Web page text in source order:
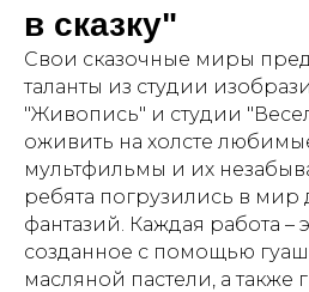
в сказку"
Свои сказочные миры
таланты из студии
"Живопись" и студии
оживить на холсте
мультфильмы и их
ребята погрузились в мир
фантазий. Каждая работа –
созданное с помощью
масляной пастели, а